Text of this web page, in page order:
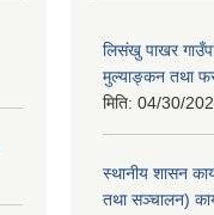
लिसंखु पाखर
मुल्याङ्कन तथा
मिति: 04/30/
स्थानीय शासन
तथा सञ्चालन)